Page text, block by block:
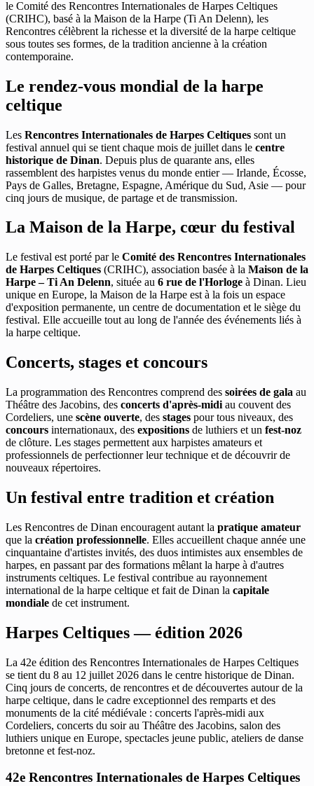
le Comité des Rencontres Internationales de Harpes Celtiques
(CRIHC), basé à la Maison de la Harpe (Ti An Delenn), les
Rencontres célèbrent la richesse et la diversité de la harpe celtique
sous toutes ses formes, de la tradition ancienne à la création
contemporaine.
Le rendez-vous mondial de la harpe
celtique
Les Rencontres Internationales de Harpes Celtiques sont un
festival annuel qui se tient chaque mois de juillet dans le centre
historique de Dinan. Depuis plus de quarante ans, elles
rassemblent des harpistes venus du monde entier — Irlande, Écosse,
Pays de Galles, Bretagne, Espagne, Amérique du Sud, Asie — pour
cinq jours de musique, de partage et de transmission.
La Maison de la Harpe, cœur du festival
Le festival est porté par le Comité des Rencontres Internationales
de Harpes Celtiques (CRIHC), association basée à la Maison de la
Harpe – Ti An Delenn, située au 6 rue de l'Horloge à Dinan. Lieu
unique en Europe, la Maison de la Harpe est à la fois un espace
d'exposition permanente, un centre de documentation et le siège du
festival. Elle accueille tout au long de l'année des événements liés à
la harpe celtique.
Concerts, stages et concours
La programmation des Rencontres comprend des soirées de gala au
Théâtre des Jacobins, des concerts d'après-midi au couvent des
Cordeliers, une scène ouverte, des stages pour tous niveaux, des
concours internationaux, des expositions de luthiers et un fest-noz
de clôture. Les stages permettent aux harpistes amateurs et
professionnels de perfectionner leur technique et de découvrir de
nouveaux répertoires.
Un festival entre tradition et création
Les Rencontres de Dinan encouragent autant la pratique amateur
que la création professionnelle. Elles accueillent chaque année une
cinquantaine d'artistes invités, des duos intimistes aux ensembles de
harpes, en passant par des formations mêlant la harpe à d'autres
instruments celtiques. Le festival contribue au rayonnement
international de la harpe celtique et fait de Dinan la capitale
mondiale de cet instrument.
Harpes Celtiques — édition 2026
La 42e édition des Rencontres Internationales de Harpes Celtiques
se tient du 8 au 12 juillet 2026 dans le centre historique de Dinan.
Cinq jours de concerts, de rencontres et de découvertes autour de la
harpe celtique, dans le cadre exceptionnel des remparts et des
monuments de la cité médiévale : concerts l'après-midi aux
Cordeliers, concerts du soir au Théâtre des Jacobins, salon des
luthiers unique en Europe, spectacles jeune public, ateliers de danse
bretonne et fest-noz.
42e Rencontres Internationales de Harpes Celtiques